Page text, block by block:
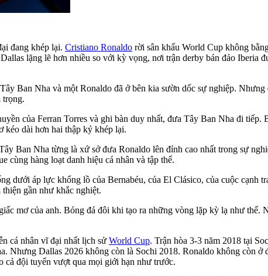
đang khép lại. Cristiano Ronaldo rời sân khấu World Cup không
lặng lẽ hơn nhiều so với kỳ vọng, nơi trận derby bán đảo Iberia
Ban Nha và một Ronaldo đã ở bên kia sườn dốc sự nghiệp.
trọng.
của Ferran Torres và ghi bàn duy nhất, đưa Tây Ban Nha đi tiếp.
kéo dài hơn hai thập kỷ khép lại.
Ban Nha từng là xứ sở đưa Ronaldo lên đỉnh cao nhất trong sự
cùng hàng loạt danh hiệu cá nhân và tập thể.
dưới áp lực khổng lồ của Bernabéu, của El Clásico, của cuộc cạnh
gần như khắc nghiệt.
mơ của anh. Bóng đá đôi khi tạo ra những vòng lặp kỳ lạ như
cá nhân vĩ đại nhất lịch sử World Cup. Trận hòa 3-3 năm 2018 tại
Dallas 2026 không còn là Sochi 2018. Ronaldo không còn ở
cả đội tuyển vượt qua mọi giới hạn như trước.